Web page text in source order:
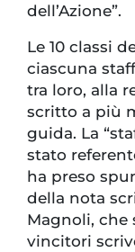
dell’Azione”.
Le 10 classi
ciascuna
tra loro, alla
scritto a più
guida. La
stato
ha preso
della nota
Magnoli, che
vincitori